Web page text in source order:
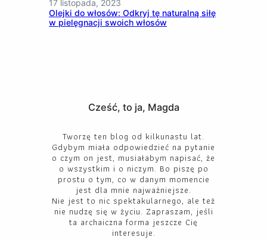
17 listopada, 2023
Olejki do włosów: Odkryj tę naturalną siłę
w pielęgnacji swoich włosów
Cześć, to ja, Magda
Tworzę ten blog od kilkunastu lat.
Gdybym miała odpowiedzieć na pytanie
o czym on jest, musiałabym napisać, że
o wszystkim i o niczym. Bo piszę po
prostu o tym, co w danym momencie
jest dla mnie najważniejsze.
Nie jest to nic spektakularnego, ale też
nie nudzę się w życiu. Zapraszam, jeśli
ta archaiczna forma jeszcze Cię
interesuje.